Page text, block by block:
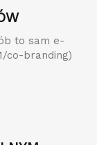
to sam e-
co-branding)